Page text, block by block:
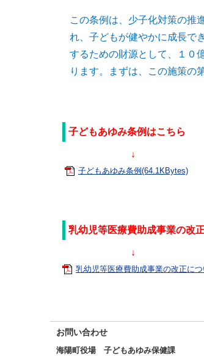
この条例は、少子化対策の推
れ、子どもが健やかに成長で
するための財源として、１０
ります。まずは、この施策の
子どもあゆみ条例はこ
子どもあゆみ条例(64.1KBytes)
乳幼児等医療費助成事業の改
↓
乳幼児等医療費助成事業の改正に
お問い合わせ
海陽町役場 子どもあゆみ保健課